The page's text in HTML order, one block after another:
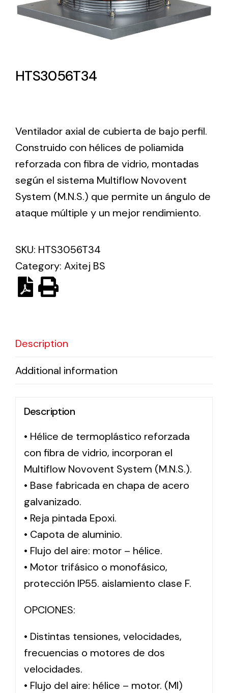
Lighting and Electrical
material for each project and need
Ventilación
Amplia gama de ventiladores y equipos de
ventilación industriales
Ventilation
The incorporation of Novovent into the group
meant a greater offer of ventilation products for
de necesidades.
Solar lighting
Variety of solar solutions for all kinds of needs.
HTS3056T34
Ventilador axial de cubierta de bajo perfil.
Construido con hélices de poliamida
reforzada con fibra de vidrio, montadas
según el sistema Multiflow Novovent
System (M.N.S.) que permite un ángulo de
ataque múltiple y un mejor rendimiento.
SKU: HTS3056T34
Category: Axitej BS
Description
Additional information
Description
• Hélice de termoplástico reforzada
con fibra de vidrio, incorporan el
Multiflow Novovent System (M.N.S.).
• Base fabricada en chapa de acero
galvanizado.
• Reja pintada Epoxi.
• Capota de aluminio.
• Flujo del aire: motor – hélice.
• Motor trifásico o monofásico,
protección IP55. aislamiento clase F.
OPCIONES:
• Distintas tensiones, velocidades,
frecuencias o motores de dos
velocidades.
• Flujo del aire: hélice – motor. (MI)